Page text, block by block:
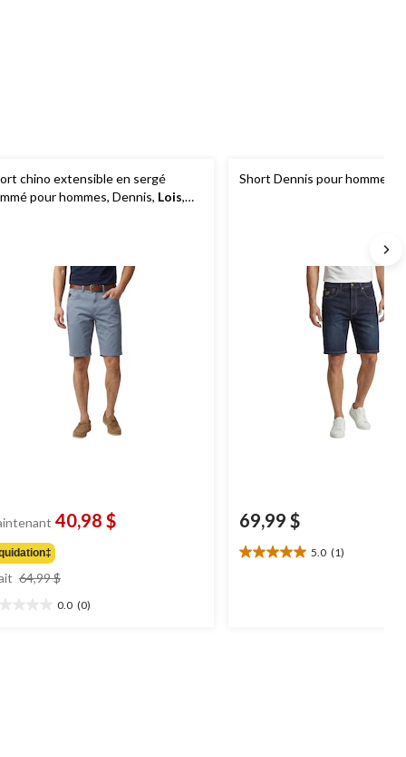
chino extensible en sergé
pour hommes, Dennis, Lois,
40,98 $
64,99 $
64,99 $
0.0 (0)
Short Dennis pour homme
69,99 $
5.0 (1)
5.0